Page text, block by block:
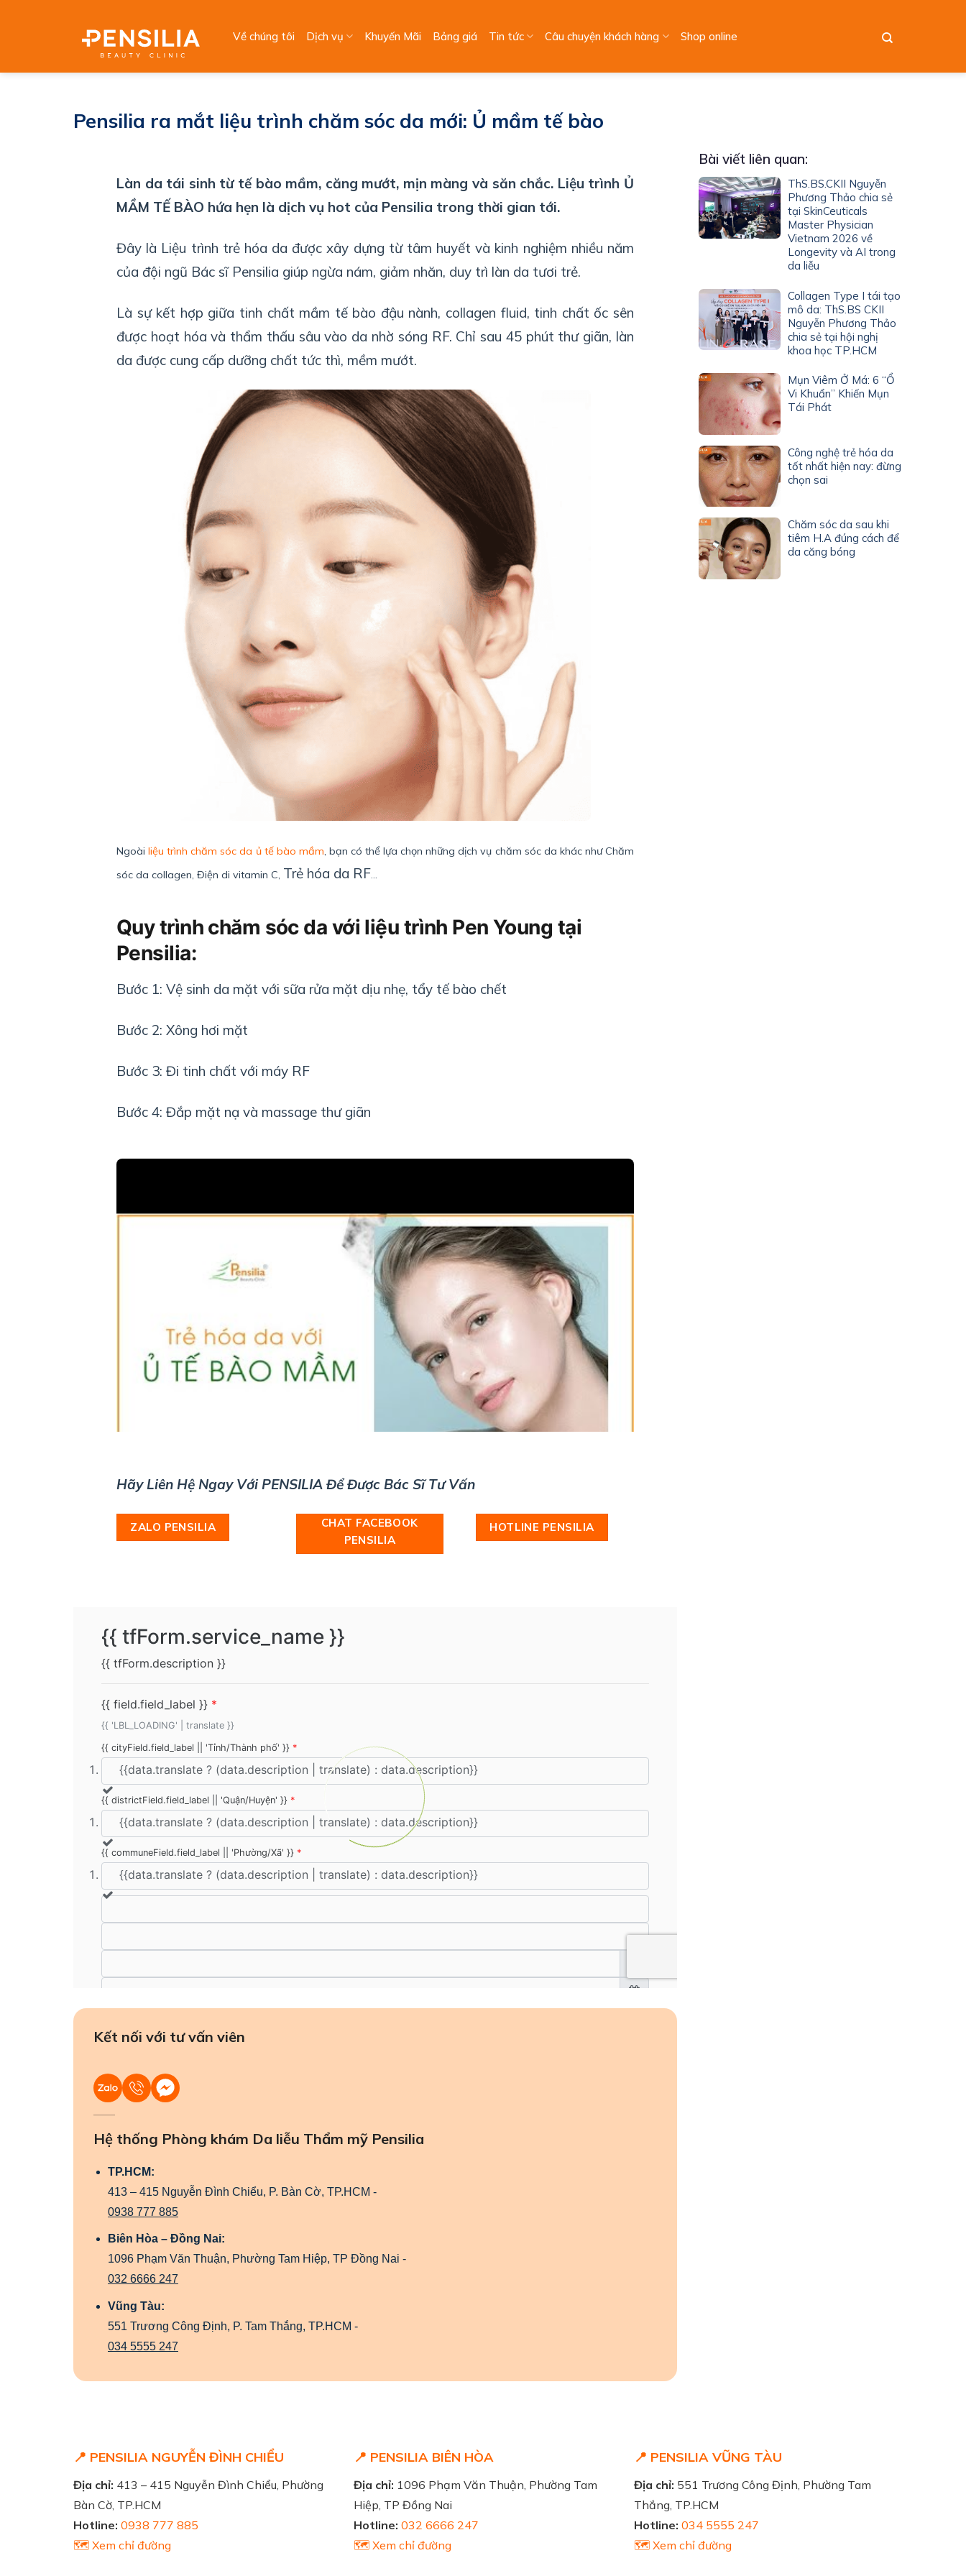
Về chúng tôi Dịch vụ Khuyến Mãi Bảng giá Tin tức Câu chuyện khách hàng Shop online
Pensilia ra mắt liệu trình chăm sóc da mới: Ủ mầm tế bào
Làn da tái sinh từ tế bào mầm, căng mướt, mịn màng và săn chắc. Liệu trình Ủ
MẦM TẾ BÀO hứa hẹn là dịch vụ hot của Pensilia trong thời gian tới.
Đây là Liệu trình trẻ hóa da được xây dựng từ tâm huyết và kinh nghiệm nhiều năm
của đội ngũ Bác sĩ Pensilia giúp ngừa nám, giảm nhăn, duy trì làn da tươi trẻ.
Là sự kết hợp giữa tinh chất mầm tế bào đậu nành, collagen fluid, tinh chất ốc sên
được hoạt hóa và thẩm thấu sâu vào da nhờ sóng RF. Chỉ sau 45 phút thư giãn, làn
da được cung cấp dưỡng chất tức thì, mềm mướt.
Ngoài liệu trình chăm sóc da ủ tế bào mầm , bạn có thể lựa chọn những dịch vụ chăm sóc da khác như Chăm
sóc da collagen, Điện di vitamin C, Trẻ hóa da RF
Quy trình chăm sóc da với liệu trình Pen Young tại
Pensilia:
Bước 1: Vệ sinh da mặt với sữa rửa mặt dịu nhẹ, tẩy tế bào chết
Bước 2: Xông hơi mặt
Bước 3: Đi tinh chất với máy RF
Bước 4: Đắp mặt nạ và massage thư giãn
Hãy Liên Hệ Ngay Với PENSILIA Để Được Bác Sĩ Tư Vấn
ZALO PENSILIA
CHAT FACEBOOK
PENSILIA
HOTLINE PENSILIA
Kết nối với tư vấn viên
Hệ thống Phòng khám Da liễu Thẩm mỹ Pensilia
TP.HCM:
413 – 415 Nguyễn Đình Chiểu, P. Bàn Cờ, TP.HCM -
0938 777 885
Biên Hòa – Đồng Nai:
1096 Phạm Văn Thuận, Phường Tam Hiệp, TP Đồng Nai -
032 6666 247
Vũng Tàu:
551 Trương Công Định, P. Tam Thắng, TP.HCM -
034 5555 247
Bài viết liên quan:
ThS.BS.CKII Nguyễn
Phương Thảo chia sẻ
tại SkinCeuticals
Master Physician
Vietnam 2026 về
Longevity và AI trong
da liễu
Collagen Type I tái tạo
mô da: ThS.BS CKII
Nguyễn Phương Thảo
chia sẻ tại hội nghị
khoa học TP.HCM
Mụn Viêm Ở Má: 6 “Ổ
Vi Khuẩn” Khiến Mụn
Tái Phát
Công nghệ trẻ hóa da
tốt nhất hiện nay: đừng
chọn sai
Chăm sóc da sau khi
tiêm H.A đúng cách để
da căng bóng
📍 PENSILIA NGUYỄN ĐÌNH CHIỂU
Địa chỉ: 413 – 415 Nguyễn Đình Chiểu, Phường
Bàn Cờ, TP.HCM
Hotline: 0938 777 885
🗺️ Xem chỉ đường
📍 PENSILIA BIÊN HÒA
Địa chỉ: 1096 Phạm Văn Thuận, Phường Tam
Hiệp, TP Đồng Nai
Hotline: 032 6666 247
🗺️ Xem chỉ đường
📍 PENSILIA VŨNG TÀU
Địa chỉ: 551 Trương Công Định, Phường Tam
Thắng, TP.HCM
Hotline: 034 5555 247
🗺️ Xem chỉ đường